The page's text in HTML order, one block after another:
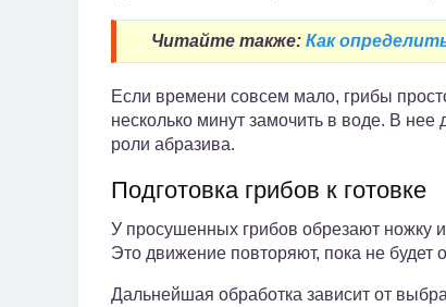
Читайте также:Как
Если времени совсем мало, грибы
несколько минут замочить в воде. В
роли абразива.
Подготовка грибов к готовке
У просушенных грибов обрезают ножку
Это движение повторяют, пока не
Дальнейшая обработка зависит от